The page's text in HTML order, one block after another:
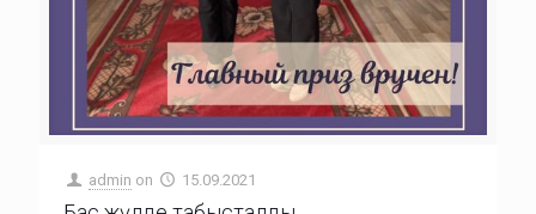
admin on 15.09.2021